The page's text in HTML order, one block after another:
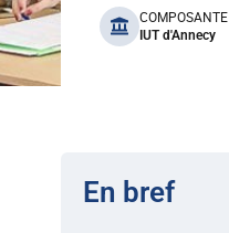
benefits
COMPOSANTE
IUT d'Annecy
En bref